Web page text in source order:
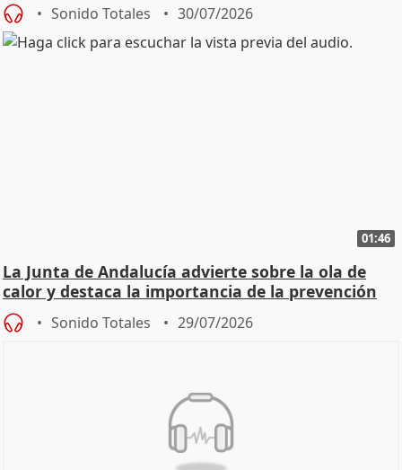
Sonido Totales 30/07/2026
01:46
La Junta de Andalucía advierte sobre la ola de
calor y destaca la importancia de la prevención
Sonido Totales 29/07/2026